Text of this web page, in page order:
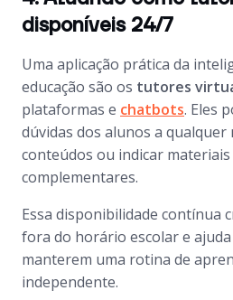
disponíveis 24/7
Uma aplicação prática da
educação são os tutores
plataformas e chatbots. Eles
dúvidas dos alunos a
conteúdos ou indicar
complementares.
Essa disponibilidade contínua
fora do horário escolar e
manterem uma rotina de
independente.